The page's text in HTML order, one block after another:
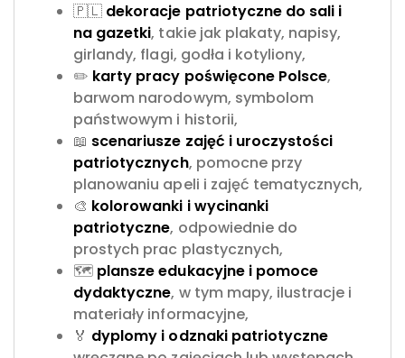
🇵🇱 dekoracje patriotyczne do sali i
na gazetki, takie jak plakaty, napisy,
girlandy, flagi, godła i kotyliony,
✏️ karty pracy poświęcone Polsce,
barwom narodowym, symbolom
państwowym i historii,
📖 scenariusze zajęć i uroczystości
patriotycznych, pomocne przy
planowaniu apeli i zajęć tematycznych,
🎨 kolorowanki i wycinanki
patriotyczne, odpowiednie do
prostych prac plastycznych,
🗺️ plansze edukacyjne i pomoce
dydaktyczne, w tym mapy, ilustracje i
materiały informacyjne,
🏅 dyplomy i odznaki patriotyczne